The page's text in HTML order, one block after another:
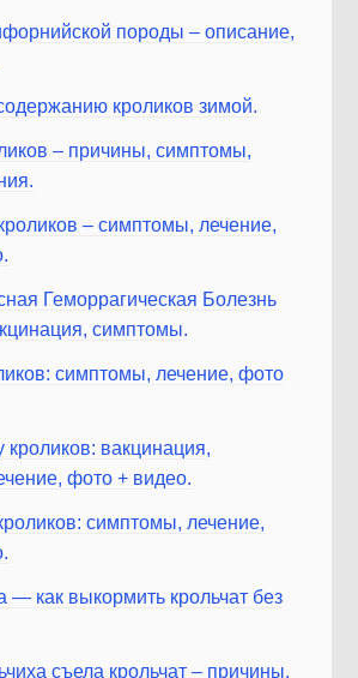
породы – описание,
кроликов зимой.
– причины, симптомы,
– симптомы, лечение,
Геморрагическая Болезнь
симптомы.
симптомы, лечение, фото
кроликов: вакцинация,
фото + видео.
симптомы, лечение,
— как выкормить крольчат без
съела крольчат – причины,